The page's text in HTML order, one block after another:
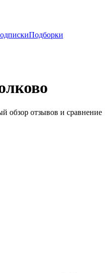
Подборки
обзор отзывов и сравнение